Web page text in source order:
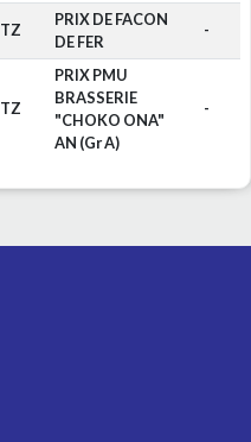
PRIX DE FACON
DE FER
-
PRIX PMU
BRASSERIE
"CHOKO ONA"
AN (Gr A)
-